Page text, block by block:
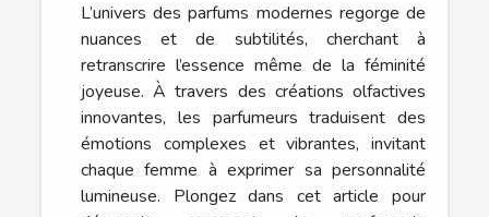
L’univers des parfums modernes regorge de
nuances et de subtilités, cherchant à
retranscrire l’essence même de la féminité
joyeuse. À travers des créations olfactives
innovantes, les parfumeurs traduisent des
émotions complexes et vibrantes, invitant
chaque femme à exprimer sa personnalité
lumineuse. Plongez dans cet article pour